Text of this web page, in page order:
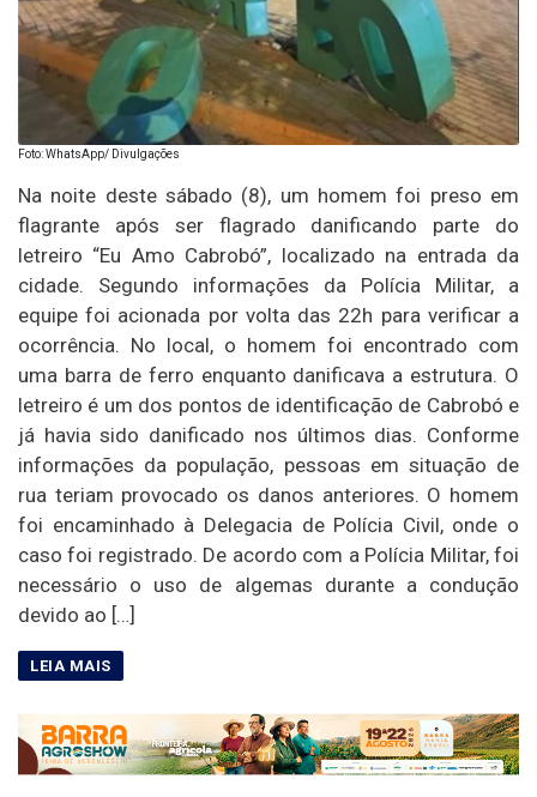
Foto: WhatsApp/ Divulgações
Na noite deste sábado (8), um homem foi preso em
flagrante após ser flagrado danificando parte do
letreiro “Eu Amo Cabrobó”, localizado na entrada da
cidade. Segundo informações da Polícia Militar, a
equipe foi acionada por volta das 22h para verificar a
ocorrência. No local, o homem foi encontrado com
uma barra de ferro enquanto danificava a estrutura. O
letreiro é um dos pontos de identificação de Cabrobó e
já havia sido danificado nos últimos dias. Conforme
informações da população, pessoas em situação de
rua teriam provocado os danos anteriores. O homem
foi encaminhado à Delegacia de Polícia Civil, onde o
caso foi registrado. De acordo com a Polícia Militar, foi
necessário o uso de algemas durante a condução
devido ao […]